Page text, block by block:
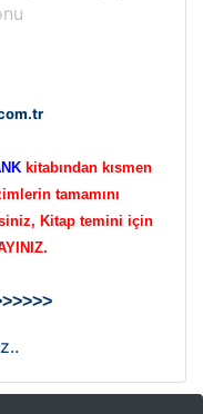
kitabından kısmen
tamamını
Kitap temini için